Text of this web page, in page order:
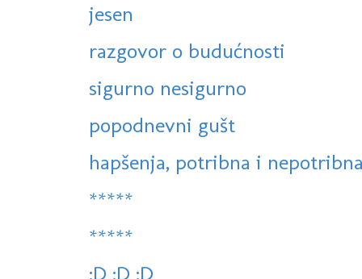
jesen
razgovor o budućnosti
sigurno nesigurno
popodnevni gušt
hapšenja, potribna i
*****
*****
:D :D :D